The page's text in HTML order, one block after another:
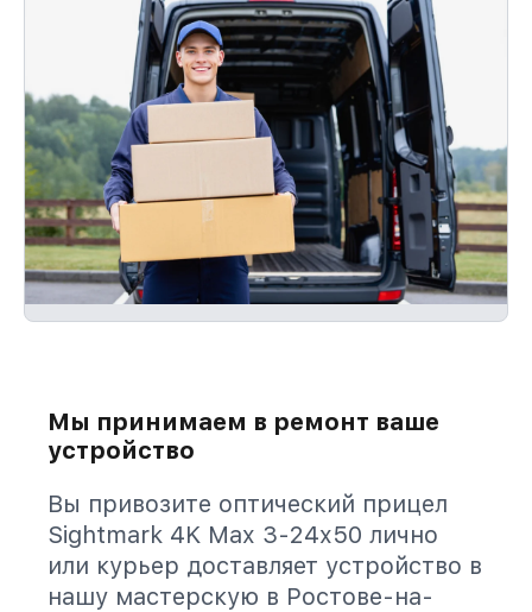
Мы принимаем в ремонт ваше
устройство
Вы привозите оптический прицел
Sightmark 4K Max 3-24x50 лично
или курьер доставляет устройство в
нашу мастерскую в Ростове-на-